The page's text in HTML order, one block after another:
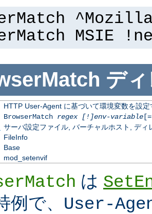
MSIE
デ
HTTP User-Agent に基づいて環境変数を設定
BrowserMatch regex [!]env-variable[=
サーバ設定ファイル, バーチャルホスト, ディ
FileInfo
Base
mod_setenvif
は
例で、 User-